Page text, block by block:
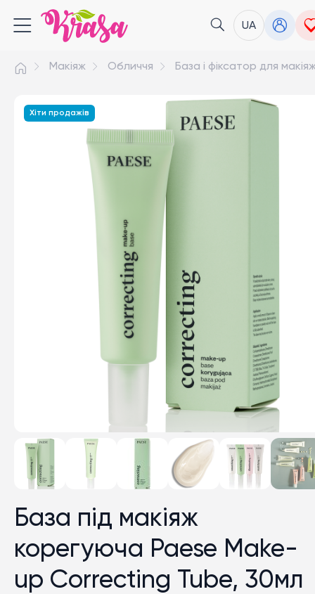
UA
Макіяж Обличчя База і фіксатор для
Хіти продажів
База під макіяж
корегуюча Paese Make-
up Correcting Tube, 30мл